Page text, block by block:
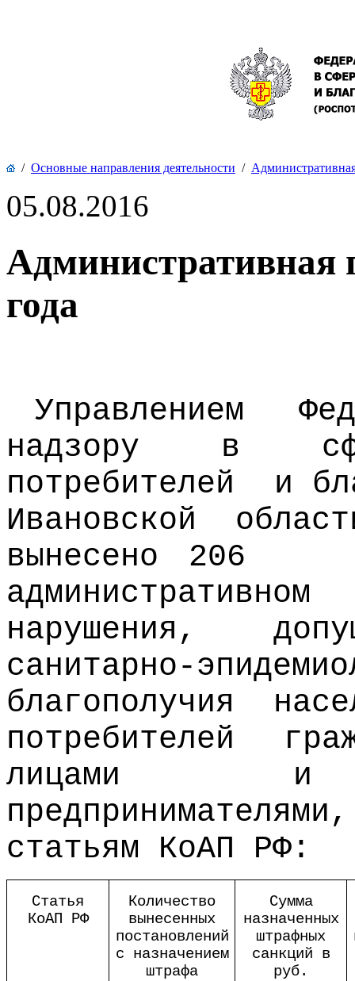
/ Основные направления деятельности /
05.08.2016
Административная
года
Управлением
надзору в
потребителей
и
Ивановской
вынесено 206
нарушения,
санитарно-
благополучия
потребителей
лицами и
статьям КоАП РФ:
Статья
КоАП РФ
Количество
вынесенных
постановлений
с назначением
штрафа
Сумма
назначенных
штрафных
санкций в
руб.